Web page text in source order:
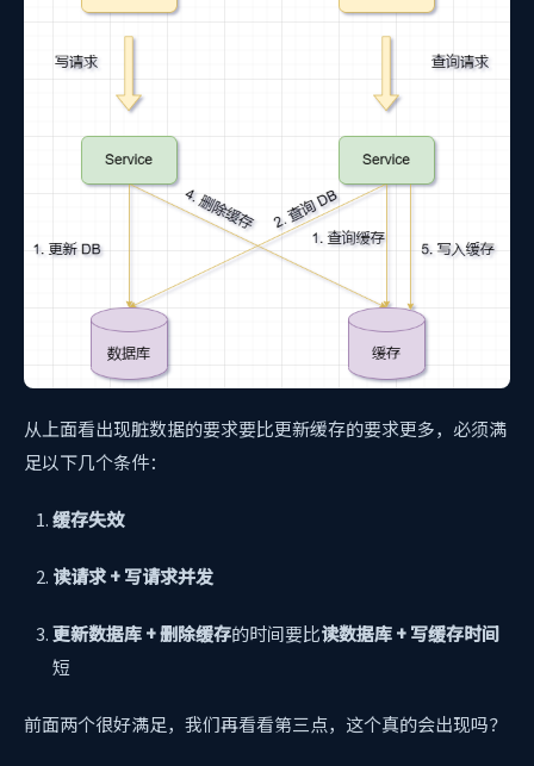
从上面看出现脏数据的要求要比更新缓存的要求更多，必须满
足以下几个条件：
缓存失效
读请求 + 写请求并发
更新数据库 + 删除缓存的时间要比读数据库 + 写缓存时间
短
前面两个很好满足，我们再看看第三点，这个真的会出现吗？